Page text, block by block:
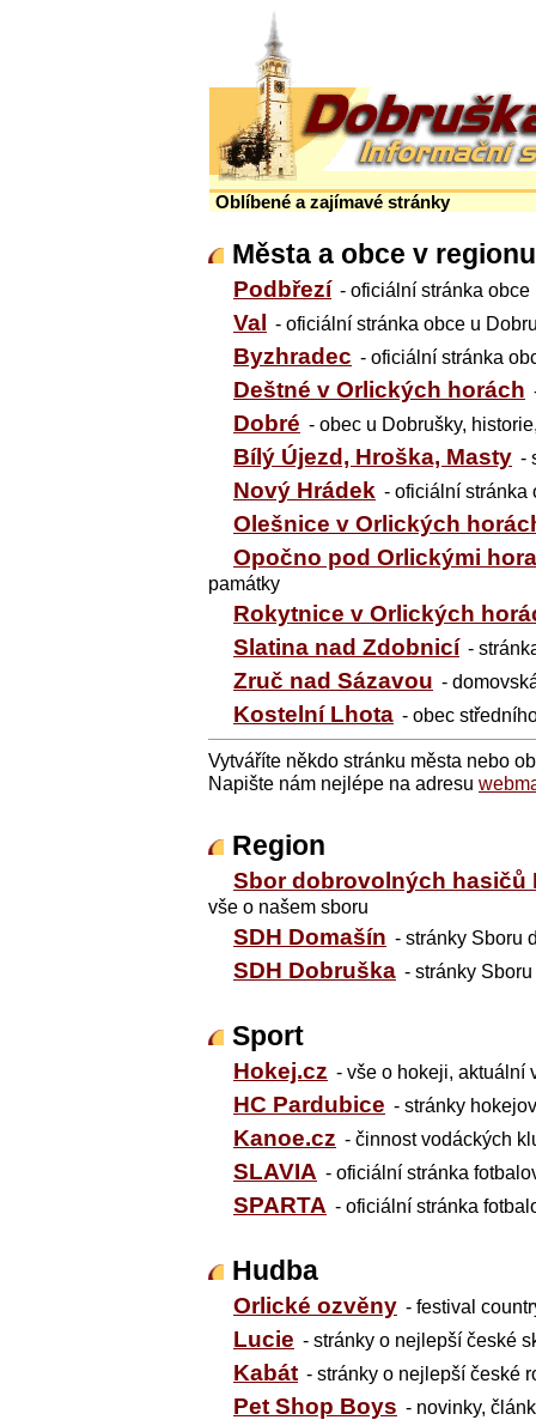
Oblíbené a zajímavé stránky
Města a obce v regionu
Podbřezí - oficiální stránka obce
Val - oficiální stránka obce u
Byzhradec - oficiální stránka
Deštné v Orlických horách
Dobré - obec u Dobrušky,
Bílý Újezd, Hroška, Masty -
Nový Hrádek - oficiální stránka
Olešnice v Orlických
Opočno pod Orlickými
památky
Rokytnice v Orlických
Slatina nad Zdobnicí -
Zruč nad Sázavou -
Kostelní Lhota - obec
Vytváříte někdo stránku města nebo
Napište nám nejlépe na adresu
Region
Sbor dobrovolných hasičů
vše o našem sboru
SDH Domašín - stránky Sboru
SDH Dobruška - stránky
Sport
Hokej.cz - vše o hokeji, aktuální
HC Pardubice - stránky
Kanoe.cz - činnost vodáckých
SLAVIA - oficiální stránka
SPARTA - oficiální stránka
Hudba
Orlické ozvěny - festival
Lucie - stránky o nejlepší české
Kabát - stránky o nejlepší české
Pet Shop Boys - novinky,